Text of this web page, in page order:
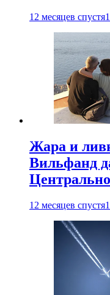
12 месяцев спустя
Жара и
Вильфанд
12 месяцев спустя